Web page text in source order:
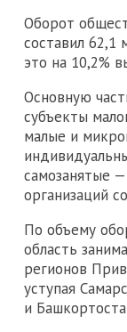
Оборот
составил 62,1
это на 10,2%
Основную
субъекты
малые и
самозанятые
организаций
По объему
область
регионов
уступая
и